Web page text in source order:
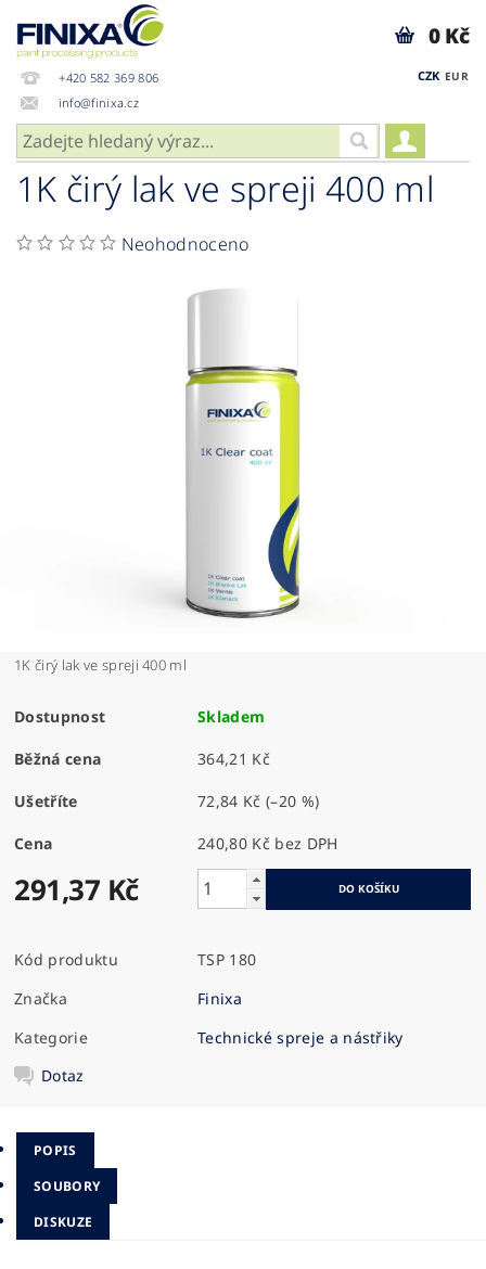
+420 582 369 806
info@finixa.cz
CZK EUR
0 Kč
1K čirý lak ve spreji 400 ml
Neohodnoceno
1K čirý lak ve spreji 400 ml
Dostupnost Skladem
Běžná cena 364,21 Kč
Ušetříte 72,84 Kč (–20 %)
Cena 240,80 Kč bez DPH
291,37 Kč
Kód produktu
TSP 180
Značka
Finixa
Kategorie
Technické spreje a nástřiky
Dotaz
POPIS
SOUBORY
DISKUZE